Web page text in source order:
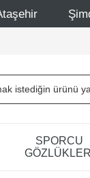
Şimdi Üye ol !
SPORCU
GÖZLÜKLERİ